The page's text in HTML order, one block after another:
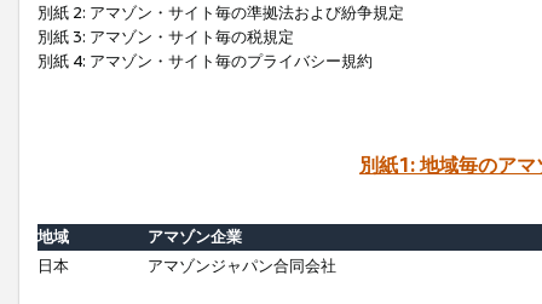
別紙 2: アマゾン・サイト毎の準拠法および紛争規定
別紙 3: アマゾン・サイト毎の税規定
別紙 4: アマゾン・サイト毎のプライバシー規約
別紙1: 地域毎のア
地域
アマゾン企業
日本
アマゾンジャパン合同会社